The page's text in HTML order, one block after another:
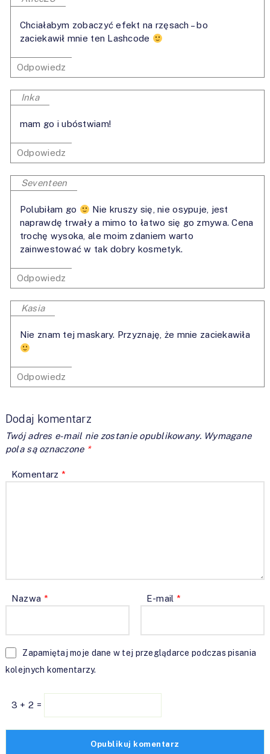
Chciałabym zobaczyć efekt na rzęsach – bo
zaciekawił mnie ten Lashcode
Odpowiedz
Inka
mam go i ubóstwiam!
Odpowiedz
Seventeen
Polubiłam go
Nie kruszy się, nie osypuje, jest
naprawdę trwały a mimo to łatwo się go zmywa. Cena
trochę wysoka, ale moim zdaniem warto
zainwestować w tak dobry kosmetyk.
Odpowiedz
Kasia
Nie znam tej maskary. Przyznaję, że mnie zaciekawiła
Odpowiedz
Dodaj komentarz
Twój adres e-mail nie zostanie opublikowany. Wymagane
pola są oznaczone *
Komentarz *
Nazwa * E-mail *
Zapamiętaj moje dane w tej przeglądarce podczas pisania
kolejnych komentarzy.
3 + 2 =